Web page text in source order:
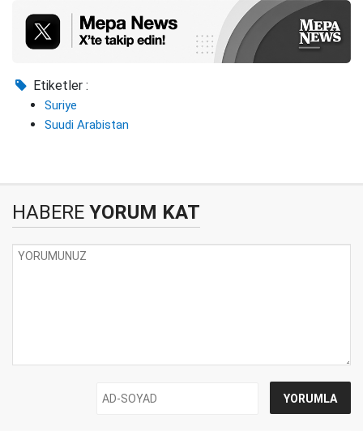
Etiketler :
Suriye
Suudi Arabistan
HABERE YORUM KAT